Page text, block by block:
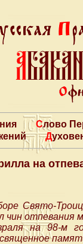
Слово
на
Свято-
чин
на 98-м